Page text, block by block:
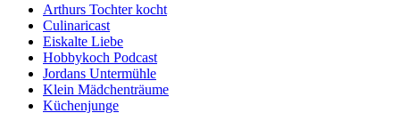
Arthurs Tochter kocht
Culinaricast
Eiskalte Liebe
Hobbykoch Podcast
Jordans Untermühle
Klein Mädchenträume
Küchenjunge